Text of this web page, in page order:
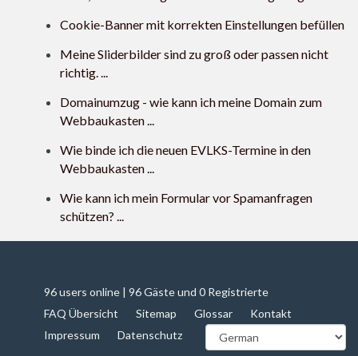
Cookie-Banner mit korrekten Einstellungen befüllen
Meine Sliderbilder sind zu groß oder passen nicht
richtig. ...
Domainumzug - wie kann ich meine Domain zum
Webbaukasten ...
Wie binde ich die neuen EVLKS-Termine in den
Webbaukasten ...
Wie kann ich mein Formular vor Spamanfragen
schützen? ...
96 users online | 96 Gäste und 0 Registrierte
FAQ Übersicht
Sitemap Glossar
Kontakt
Impressum
Datenschutz